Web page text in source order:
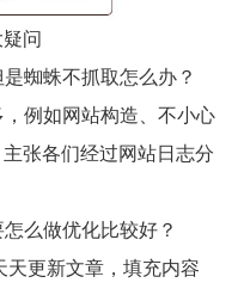
问
蜘蛛不抓取怎么办？
例如网站构造、不小心
张各们经过网站日志分
么做优化比较好？
天更新文章，填充内容